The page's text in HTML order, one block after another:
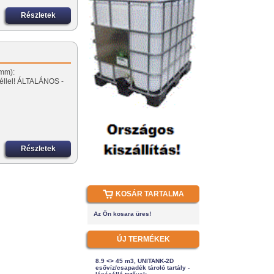
Részletek
ÁLTALÁNOS -
Részletek
KOSÁR TARTALMA
Az Ön kosara üres!
ÚJ TERMÉKEK
8.9 <> 45 m3, UNITANK-2D
esővíz/csapadék tároló tartály -